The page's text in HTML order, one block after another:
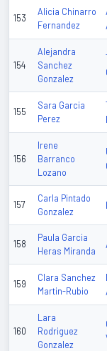
153
Alicia Chinarro
Fernandez
154
Alejandra
Sanchez
Gonzalez
155
Sara Garcia
Perez
156
Irene
Barranco
Lozano
157
Carla Pintado
Gonzalez
158
Paula Garcia
Heras Miranda
159
Clara Sanchez
Martin-Rubio
160
Lara
Rodriguez
Gonzalez